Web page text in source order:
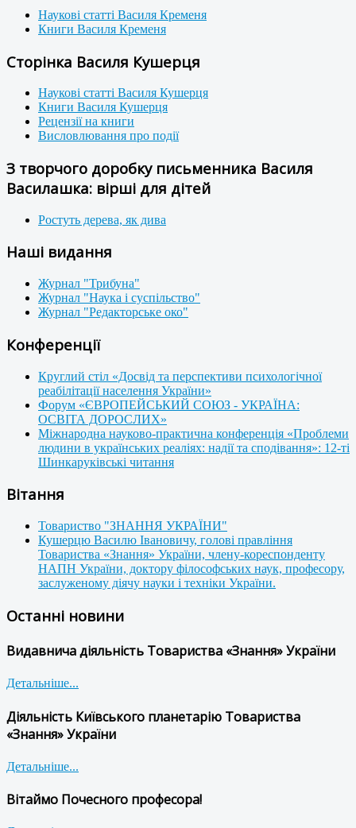
Наукові статті Василя Кременя
Книги Василя Кременя
Сторінка Василя Кушерця
Наукові статті Василя Кушерця
Книги Василя Кушерця
Рецензії на книги
Висловлювання про події
З творчого доробку письменника Василя
Василашка: вірші для дітей
Ростуть дерева, як дива
Наші видання
Журнал "Трибуна"
Журнал "Наука і суспільство"
Журнал "Редакторське око"
Конференції
Круглий стіл «Досвід та перспективи психологічної
реабілітації населення України»
Форум «ЄВРОПЕЙСЬКИЙ СОЮЗ - УКРАЇНА:
ОСВІТА ДОРОСЛИХ»
Міжнародна науково-практична конференція «Проблеми
людини в українських реаліях: надії та сподівання»: 12-ті
Шинкаруківські читання
Вітання
Товариство "ЗНАННЯ УКРАЇНИ"
Кушерцю Василю Івановичу, голові правління
Товариства «Знання» України, члену-кореспонденту
НАПН України, доктору філософських наук, професору,
заслуженому діячу науки і техніки України.
Останні новини
Видавнича діяльність Товариства «Знання» України
Детальніше...
Діяльність Київського планетарію Товариства
«Знання» України
Детальніше...
Вітаймо Почесного професора!